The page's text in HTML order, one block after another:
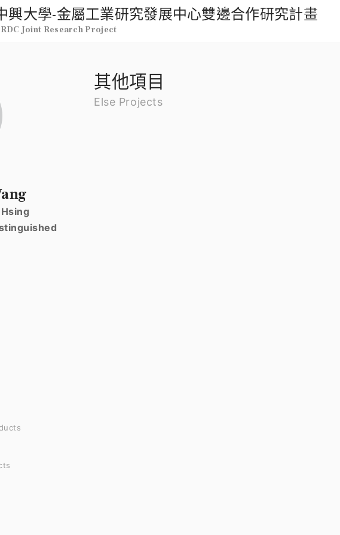
興大學-金屬工業研究發展中心雙邊合作研究計畫
Joint Research Project
其他項目
Else Projects